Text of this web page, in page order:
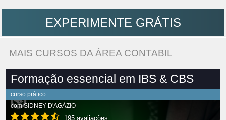
EXPERIMENTE GRÁTIS
MAIS CURSOS DA ÁREA CONTABIL
Formação essencial em IBS & CBS
curso prático
comSIDNEY D'AGÁZIO
195 avaliações